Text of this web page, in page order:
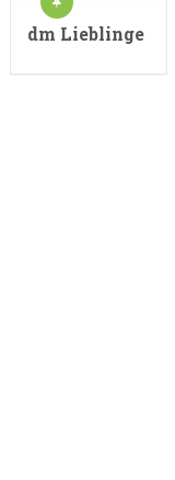
dm Lieblinge